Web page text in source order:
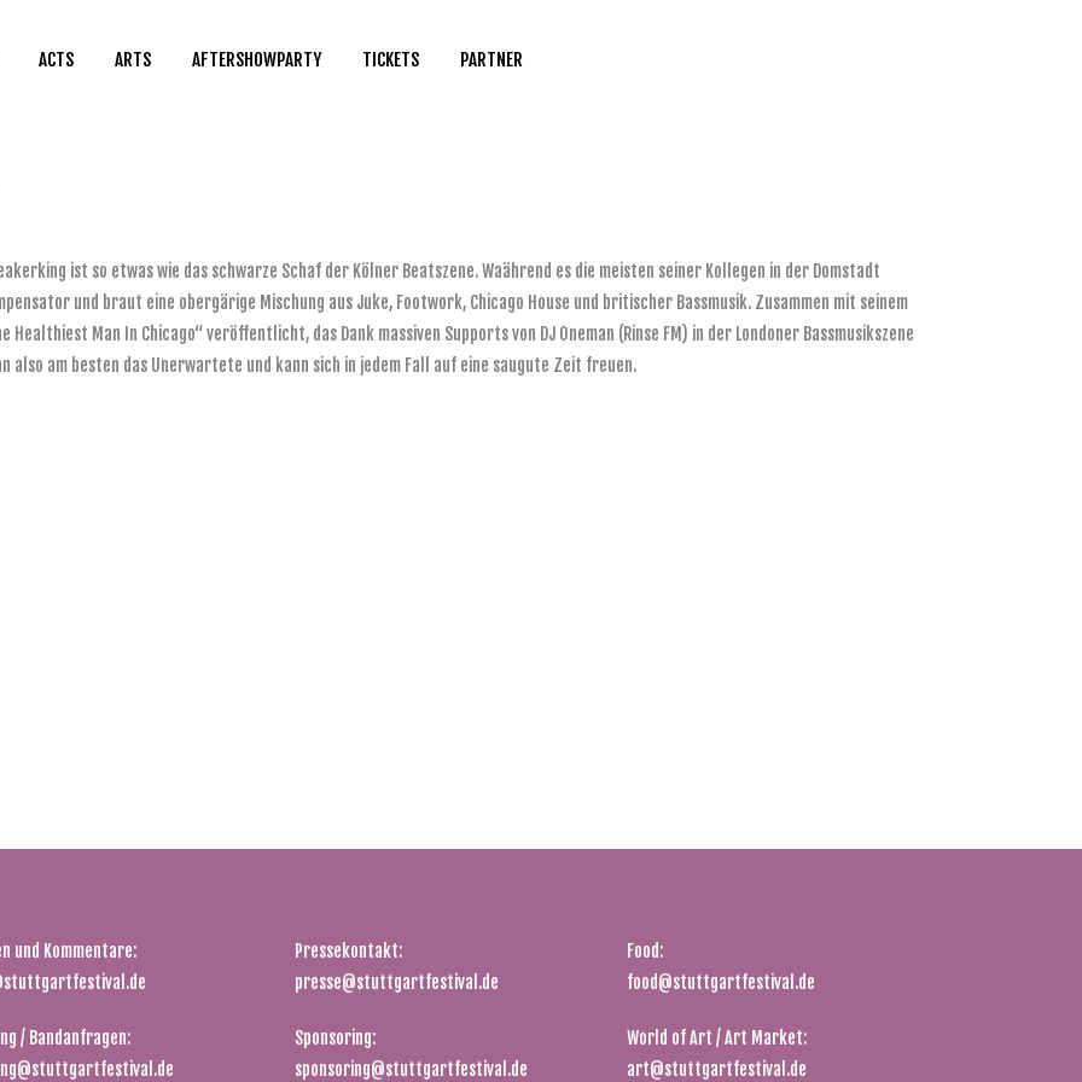
ACTS ARTS AFTERSHOWPARTY TICKETS PARTNER
ist so etwas wie das schwarze Schaf der Kölner Beatszene. Waährend es die meisten seiner Kollegen in der Domstadt
und braut eine obergärige Mischung aus Juke, Footwork, Chicago House und britischer Bassmusik. Zusammen mit seinem
Healthiest Man In Chicago“ veröffentlicht, das Dank massiven Supports von DJ Oneman (Rinse FM) in der Londoner Bassmusikszene
also am besten das Unerwartete und kann sich in jedem Fall auf eine saugute Zeit freuen.
und Kommentare:
/ Bandanfragen:
Pressekontakt:
presse@stuttgartfestival.de
Sponsoring:
sponsoring@stuttgartfestival.de
Food:
food@stuttgartfestival.de
World of Art / Art Market:
art@stuttgartfestival.de